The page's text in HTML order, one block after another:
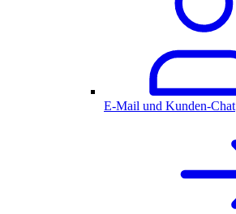
E-Mail und Kunden-Chat